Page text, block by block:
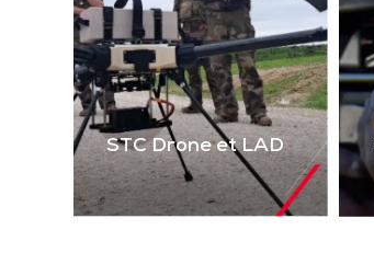
STC Drone et LAD